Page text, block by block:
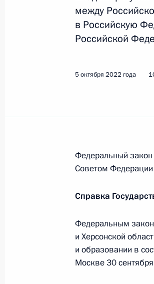
освобождение от
призванных на
7 октября 2022 года,
участие в
отношений между
7 октября 2022 года,
6 октября 2022
между
в Российскую
Российской
5 октября 2022 года
Федеральный закон
Советом
Справка
Федеральным
и Херсонской
и образовании в
Москве 30